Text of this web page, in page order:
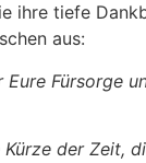
ihre tiefe
aus:
Eure Fürsorge
der Zeit,